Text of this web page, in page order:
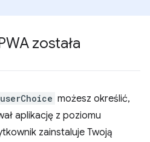
została
userChoice możesz określić,
aplikację z poziomu
zainstaluje Twoją